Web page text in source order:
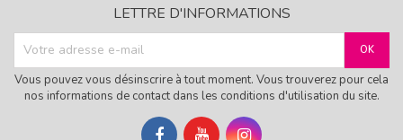
LETTRE D'INFORMATIONS
Vous pouvez vous désinscrire à tout moment. Vous trouverez pour cela
nos informations de contact dans les conditions d'utilisation du site.